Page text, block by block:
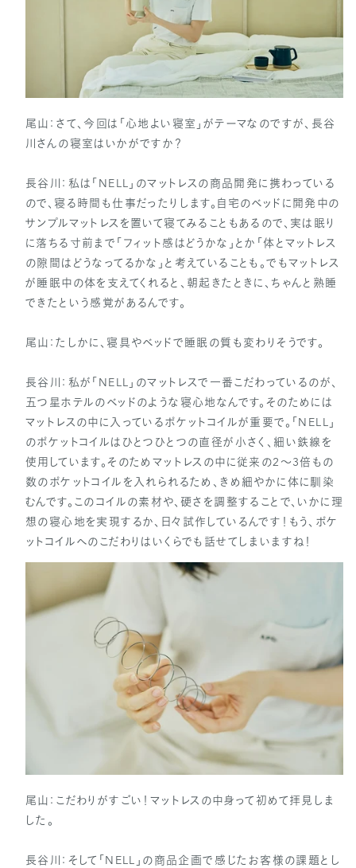
尾山：さて、今回は「心地よい寝室」がテーマなのですが、長谷
川さんの寝室はいかがですか？
長谷川：私は「NELL」のマットレスの商品開発に携わっている
ので、寝る時間も仕事だったりします。自宅のベッドに開発中の
サンプルマットレスを置いて寝てみることもあるので、実は眠り
に落ちる寸前まで「フィット感はどうかな」とか「体とマットレス
の隙間はどうなってるかな」と考えていることも。でもマットレス
が睡眠中の体を支えてくれると、朝起きたときに、ちゃんと熟睡
できたという感覚があるんです。
尾山：たしかに、寝具やベッドで睡眠の質も変わりそうです。
長谷川：私が「NELL」のマットレスで一番こだわっているのが、
五つ星ホテルのベッドのような寝心地なんです。そのためには
マットレスの中に入っているポケットコイルが重要で。「NELL」
のポケットコイルはひとつひとつの直径が小さく、細い鉄線を
使用しています。そのためマットレスの中に従来の2〜3倍もの
数のポケットコイルを入れられるため、きめ細やかに体に馴染
むんです。このコイルの素材や、硬さを調整することで、いかに理
想の寝心地を実現するか、日々試作しているんです！もう、ポケ
ットコイルへのこだわりはいくらでも話せてしまいますね！
尾山：こだわりがすごい！マットレスの中身って初めて拝見しま
した。
長谷川：そして「NELL」の商品企画で感じたお客様の課題とし